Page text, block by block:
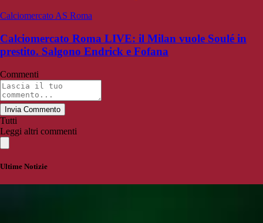
Calciomercato AS Roma
Calciomercato Roma LIVE: il Milan vuole Soulé in
prestito. Salgono Endrick e Fofana
Commenti
Invia Commento
Tutti
Leggi altri commenti
Ultime Notizie